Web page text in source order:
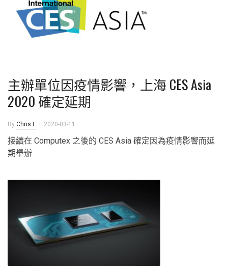
主辦單位因疫情影響，上海 CES Asia
2020 確定延期
By Chris.L 2020-03-11
接續在 Computex 之後的 CES Asia 確定因為疫情影響而延
期舉辦